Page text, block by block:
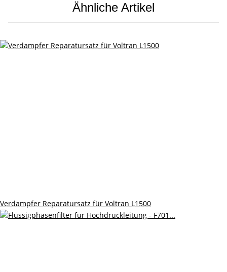
Ähnliche Artikel
Verdampfer Reparatursatz für Voltran L1500